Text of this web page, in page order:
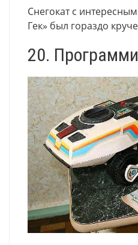
Снегокат с
Гек» был гораздо
20.